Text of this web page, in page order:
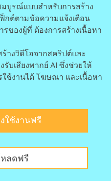
มบูรณ์แบบสำหรับการสร้าง
ฟ็กต์ตามข้อความแจ้งเตือน
รของผู้ที่ ต้องการสร้างเนื้อหา
างวิดีโอจากสคริปต์และ
รับเสียงพากย์ AI ซึ่งช่วยให้
ช้งานได้โฆษณา และเนื้อหา
ใช้งานฟรี
ลดฟรี